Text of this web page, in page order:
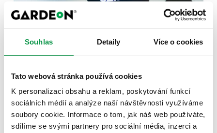
Souhlas Detaily Více o cookies
Tato webová stránka používá cookies
K personalizaci obsahu a reklam, poskytování funkcí
sociálních médií a analýze naší návštěvnosti využíváme
soubory cookie. Informace o tom, jak náš web používáte,
sdílíme se svými partnery pro sociální média, inzerci a
Vodící lišta, na níž je upevněn
motor garážových vrat